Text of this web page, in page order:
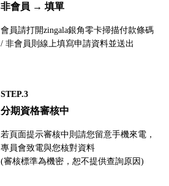
非會員 → 填單
會員請打開zingala銀角零卡掃描付款條碼
/ 非會員則線上填寫申請資料並送出
STEP.3
分期資格審核中
若頁面提示審核中則請您留意手機來電，
專員會致電與您核對資料
(審核標準為機密，恕不提供查詢原因)